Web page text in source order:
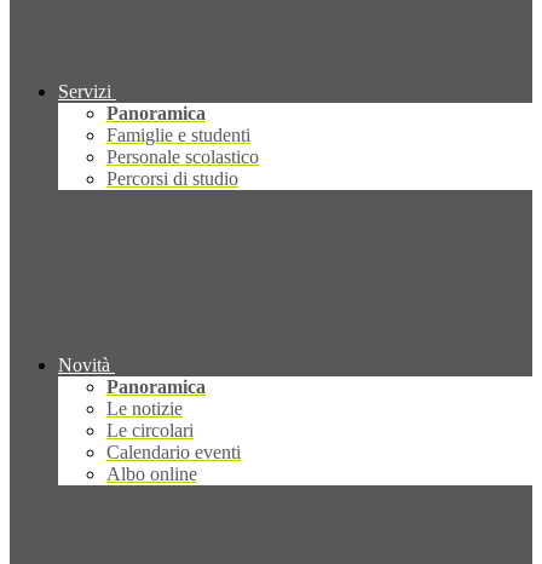
Servizi
Panoramica
Famiglie e studenti
Personale scolastico
Percorsi di studio
Novità
Panoramica
Le notizie
Le circolari
Calendario eventi
Albo online